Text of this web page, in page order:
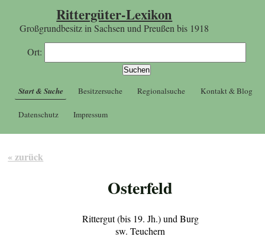
Rittergüter-Lexikon
Großgrundbesitz in Sachsen und Preußen bis 1918
Ort:
Start & Suche Besitzersuche Regionalsuche Kontakt & Blog
Datenschutz Impressum
« zurück
Osterfeld
Rittergut (bis 19. Jh.) und Burg
sw. Teuchern